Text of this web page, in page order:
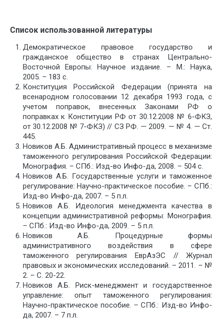
Список использованной литературы
Демократическое правовое государство и
гражданское общество в странах Центрально-
Восточной Европы: Научное издание. – М.: Наука,
2005. – 183 с.
Конституция Российской Федерации (принята на
всенародном голосовании 12 декабря 1993 года, с
учетом поправок, внесенных Законами РФ о
поправках к Конституции РФ от 30.12.2008 № 6-ФКЗ,
от 30.12.2008 № 7-ФКЗ) // СЗ РФ. — 2009. — № 4. — Ст.
445.
Новиков А.Б. Административный процесс в механизме
таможенного регулирования Российской Федерации:
Монография. – СПб.: Изд-во Инфо-да, 2008. – 504 с.
Новиков А.Б. Государственные услуги и таможенное
регулирование: Научно-практическое пособие. – СПб.:
Изд-во Инфо-да, 2007. – 5 п.л.
Новиков А.Б. Идеология менеджмента качества в
концепции административной реформы: Монография.
– СПб.: Изд-во Инфо-да, 2009. – 5 п.л.
Новиков А.Б. Процедурные формы
административного воздействия в сфере
таможенного регулирования ЕврАзЭС // Журнал
правовых и экономических исследований. – 2011. – №
2. – С. 20-22.
Новиков А.Б. Риск-менеджмент и государственное
управление: опыт таможенного регулирования:
Научно-практическое пособие. – СПб.: Изд-во Инфо-
да, 2007. – 7 п.л.